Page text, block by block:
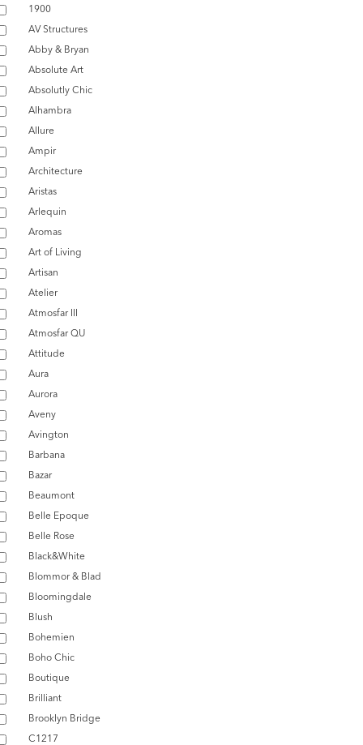
1900
AV Structures
Abby & Bryan
Absolute Art
Absolutly Chic
Alhambra
Allure
Ampir
Architecture
Aristas
Arlequin
Aromas
Art of Living
Artisan
Atelier
Atmosfar III
Atmosfar QU
Attitude
Aura
Aurora
Aveny
Avington
Barbana
Bazar
Beaumont
Belle Epoque
Belle Rose
Black&White
Blommor & Blad
Bloomingdale
Blush
Bohemien
Boho Chic
Boutique
Brilliant
Brooklyn Bridge
C1217